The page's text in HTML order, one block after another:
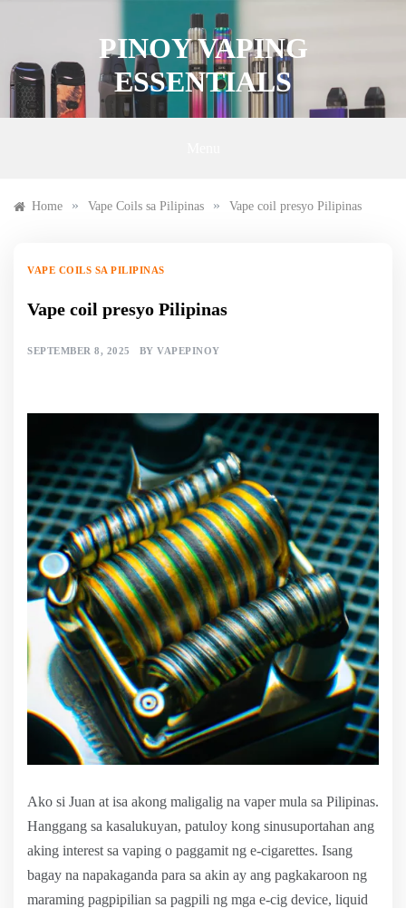
PINOY VAPING
ESSENTIALS
Home » Vape Coils sa Pilipinas » Vape coil presyo Pilipinas
VAPE COILS SA PILIPINAS
Vape coil presyo Pilipinas
SEPTEMBER 8, 2025 BY VAPEPINOY
Ako si Juan at isa akong maligalig na vaper mula sa Pilipinas.
Hanggang sa kasalukuyan, patuloy kong sinusuportahan ang
aking interest sa vaping o paggamit ng e-cigarettes. Isang
bagay na napakaganda para sa akin ay ang pagkakaroon ng
maraming pagpipilian sa pagpili ng mga e-cig device, liquid